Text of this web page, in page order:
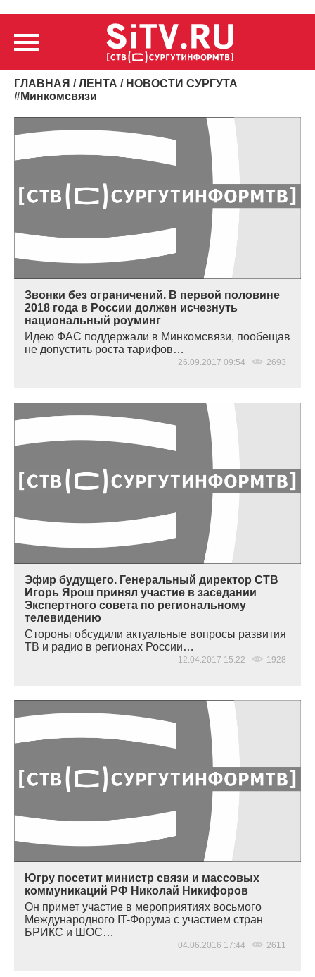
ГЛАВНАЯ /ЛЕНТА / НОВОСТИ СУРГУТА
#Минкомсвязи
Звонки без ограничений. В первой половине
2018 года в России должен исчезнуть
национальный роуминг
Идею ФАС поддержали в Минкомсвязи, пообещав
не допустить роста тарифов…
26.09.2017 09:54 2693
Эфир будущего. Генеральный директор СТВ
Игорь Ярош принял участие в заседании
Экспертного совета по региональному
телевидению
Стороны обсудили актуальные вопросы развития
ТВ и радио в регионах России…
12.04.2017 15:22 1928
Югру посетит министр связи и массовых
коммуникаций РФ Николай Никифоров
Он примет участие в мероприятиях восьмого
Международного IT-Форума с участием стран
БРИКС и ШОС…
04.06.2016 17:44 2611